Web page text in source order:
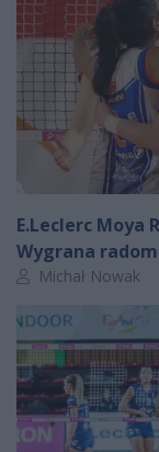
E.Leclerc Moya
Wygrana
Autor artykułu:
Michał Nowak